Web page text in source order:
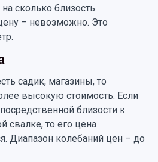
сколько близость
– невозможно. Это
садик, магазины, то
высокую стоимость. Если
близости к
свалке, то его цена
Диапазон колебаний цен – до